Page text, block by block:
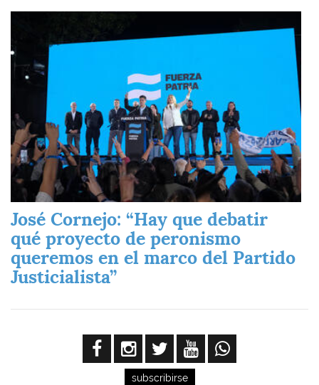
José Cornejo: “Hay que debatir
qué proyecto de peronismo
queremos en el marco del Partido
Justicialista”
subscribirse